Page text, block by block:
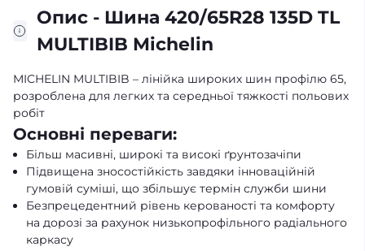
Опис - Шина 420/65R28 135D TL
MULTIBIB Michelin
MICHELIN MULTIBIB – лінійка широких шин профілю 65,
розроблена для легких та середньої тяжкості польових
робіт
Основні переваги:
Більш масивні, широкі та високі ґрунтозачіпи
Підвищена зносостійкість завдяки інноваційній
гумовій суміші, що збільшує термін служби шини
Безпрецедентний рівень керованості та комфорту
на дорозі за рахунок низькопрофільного радіального
каркасу